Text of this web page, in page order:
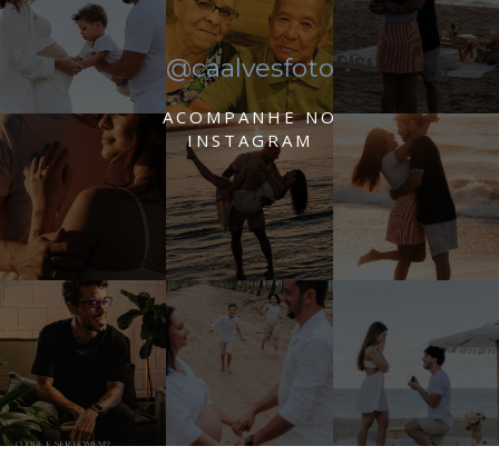
@caalvesfoto
ACOMPANHE NO
INSTAGRAM